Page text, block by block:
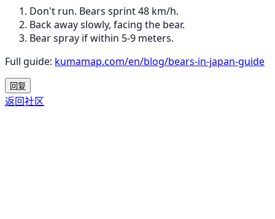
Don't run. Bears sprint 48 km/h.
Back away slowly, facing the bear.
Bear spray if within 5-9 meters.
Full guide: kumamap.com/en/blog/bears-in-japan-guide
回复
返回社区